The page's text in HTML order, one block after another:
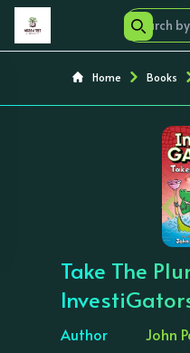
Home Books
‹
Take The
Author
John